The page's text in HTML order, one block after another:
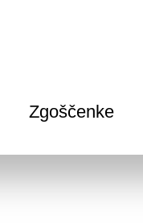
Zgoščenke